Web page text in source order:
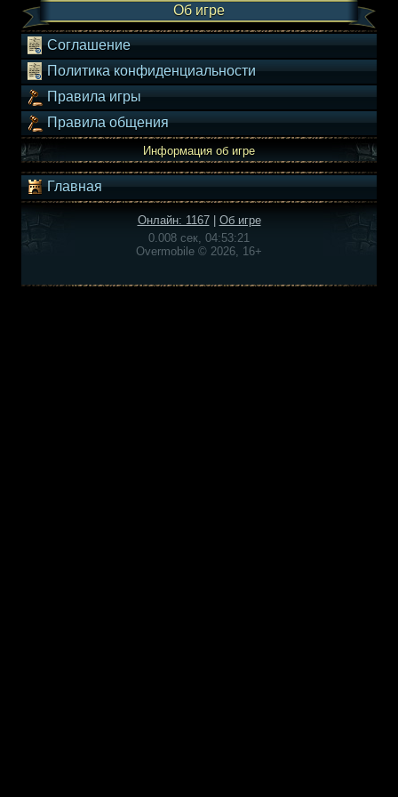
Об игре
Соглашение
Политика конфиденциальности
Правила игры
Правила общения
Информация об игре
Главная
Онлайн: 1167| Об игре
0.008 сек, 04:53:21
Overmobile © 2026, 16+